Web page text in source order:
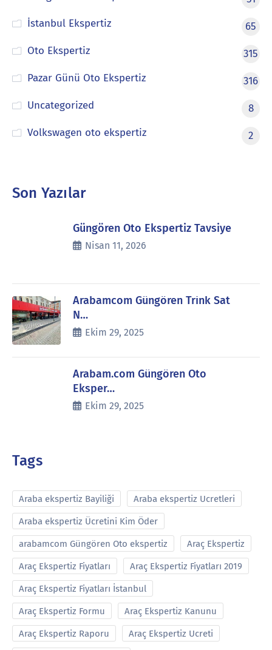
İstanbul Ekspertiz
65
Oto Ekspertiz
315
Pazar Günü Oto Ekspertiz
316
Uncategorized
8
Volkswagen oto ekspertiz
2
Son Yazılar
Güngören Oto Ekspertiz Tavsiye
Nisan 11, 2026
Arabamcom Güngören Trink Sat
N…
Ekim 29, 2025
Arabam.com Güngören Oto
Eksper…
Ekim 29, 2025
Tags
Araba ekspertiz Bayiliği Araba ekspertiz Ucretleri
Araba ekspertiz Ücretini Kim Öder
arabamcom Güngören Oto ekspertiz Araç Ekspertiz
Araç Ekspertiz Fiyatları Araç Ekspertiz Fiyatları 2019
Araç Ekspertiz Fiyatları İstanbul
Araç Ekspertiz Formu Araç Ekspertiz Kanunu
Araç Ekspertiz Raporu Araç Ekspertiz Ucreti